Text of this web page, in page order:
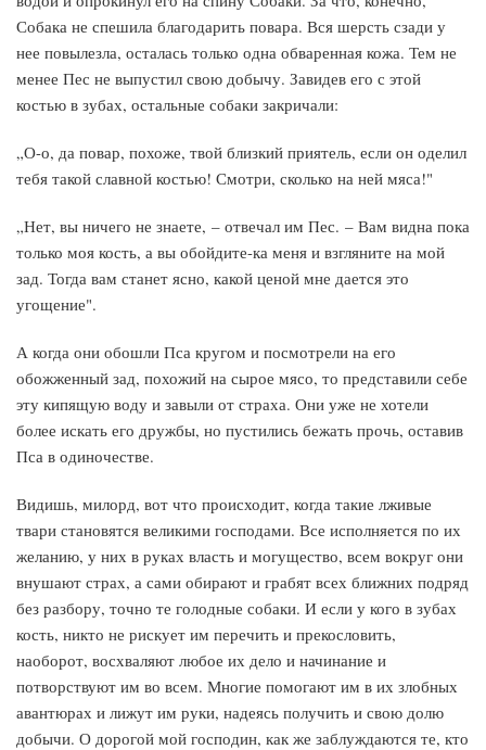
Собака не спешила благодарить повара. Вся шерсть сзади у
нее повылезла, осталась только одна обваренная кожа. Тем не
менее Пес не выпустил свою добычу. Завидев его с этой
костью в зубах, остальные собаки закричали:
„О-о, да повар, похоже, твой близкий приятель, если он оделил
тебя такой славной костью! Смотри, сколько на ней мяса!"
„Нет, вы ничего не знаете, – отвечал им Пес. – Вам видна пока
только моя кость, а вы обойдите-ка меня и взгляните на мой
зад. Тогда вам станет ясно, какой ценой мне дается это
угощение".
А когда они обошли Пса кругом и посмотрели на его
обожженный зад, похожий на сырое мясо, то представили себе
эту кипящую воду и завыли от страха. Они уже не хотели
более искать его дружбы, но пустились бежать прочь, оставив
Пса в одиночестве.
Видишь, милорд, вот что происходит, когда такие лживые
твари становятся великими господами. Все исполняется по их
желанию, у них в руках власть и могущество, всем вокруг они
внушают страх, а сами обирают и грабят всех ближних подряд
без разбору, точно те голодные собаки. И если у кого в зубах
кость, никто не рискует им перечить и прекословить,
наоборот, восхваляют любое их дело и начинание и
потворствуют им во всем. Многие помогают им в их злобных
авантюрах и лижут им руки, надеясь получить и свою долю
добычи. О дорогой мой господин, как же заблуждаются те, кто